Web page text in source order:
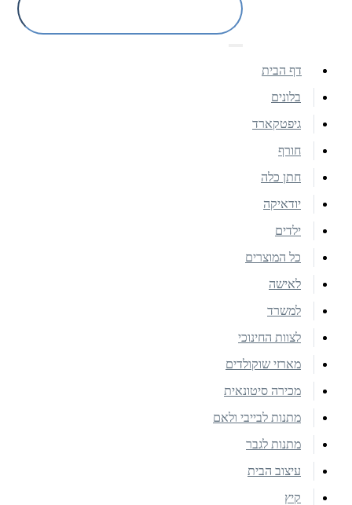
דף הבית
בלונים
גיפטקארד
חורף
חתן כלה
יודאיקה
ילדים
כל המוצרים
לאישה
למשרד
לצוות החינוכי
מארזי שוקולדים
מכירה סיטונאית
מתנות לבייבי ולאם
מתנות לגבר
עיצוב הבית
קיץ